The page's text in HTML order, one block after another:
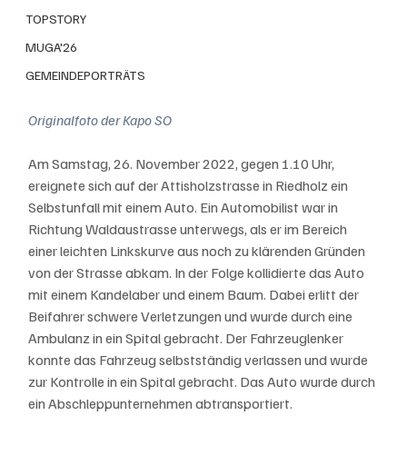
TOPSTORY
MUGA'26
GEMEINDEPORTRÄTS
Originalfoto der Kapo SO
Am Samstag, 26. November 2022, gegen 1.10 Uhr,
ereignete sich auf der Attisholzstrasse in Riedholz ein
Selbstunfall mit einem Auto. Ein Automobilist war in
Richtung Waldaustrasse unterwegs, als er im Bereich
einer leichten Linkskurve aus noch zu klärenden Gründen
von der Strasse abkam. In der Folge kollidierte das Auto
mit einem Kandelaber und einem Baum. Dabei erlitt der
Beifahrer schwere Verletzungen und wurde durch eine
Ambulanz in ein Spital gebracht. Der Fahrzeuglenker
konnte das Fahrzeug selbstständig verlassen und wurde
zur Kontrolle in ein Spital gebracht. Das Auto wurde durch
ein Abschleppunternehmen abtransportiert.